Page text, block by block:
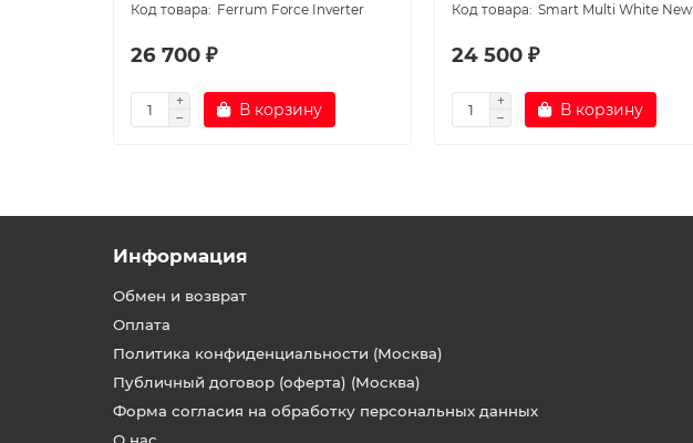
Ferrum Force Inverter
26 700 ₽
В корзину
Smart Multi White New
24 500 ₽
В корзину
Информация
Обмен и возврат
Оплата
Политика конфиденциальности (Москва)
Публичный договор (оферта) (Москва)
Форма согласия на обработку персональных данных